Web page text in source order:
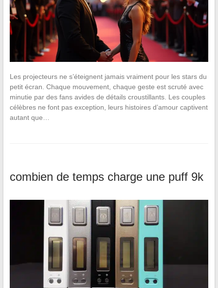
Les projecteurs ne s’éteignent jamais vraiment pour les stars du
petit écran. Chaque mouvement, chaque geste est scruté avec
minutie par des fans avides de détails croustillants. Les couples
célèbres ne font pas exception, leurs histoires d’amour captivent
autant que…
combien de temps charge une puff 9k